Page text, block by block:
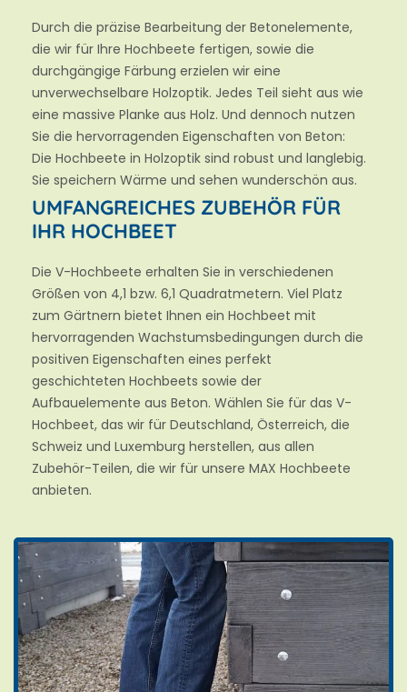
Durch die präzise Bearbeitung der Betonelemente,
die wir für Ihre Hochbeete fertigen, sowie die
durchgängige Färbung erzielen wir eine
unverwechselbare Holzoptik. Jedes Teil sieht aus wie
eine massive Planke aus Holz. Und dennoch nutzen
Sie die hervorragenden Eigenschaften von Beton:
Die Hochbeete in Holzoptik sind robust und langlebig.
Sie speichern Wärme und sehen wunderschön aus.
UMFANGREICHES ZUBEHÖR FÜR
IHR HOCHBEET
Die V-Hochbeete erhalten Sie in verschiedenen
Größen von 4,1 bzw. 6,1 Quadratmetern. Viel Platz
zum Gärtnern bietet Ihnen ein Hochbeet mit
hervorragenden Wachstumsbedingungen durch die
positiven Eigenschaften eines perfekt
geschichteten Hochbeets sowie der
Aufbauelemente aus Beton. Wählen Sie für das V-
Hochbeet, das wir für Deutschland, Österreich, die
Schweiz und Luxemburg herstellen, aus allen
Zubehör-Teilen, die wir für unsere MAX Hochbeete
anbieten.